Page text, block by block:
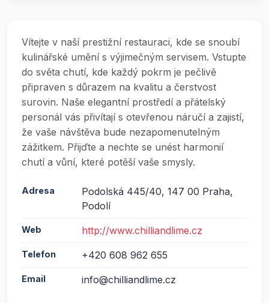
Vítejte v naší prestižní restauraci, kde se snoubí
kulinářské umění s výjimečným servisem. Vstupte
do světa chutí, kde každý pokrm je pečlivě
připraven s důrazem na kvalitu a čerstvost
surovin. Naše elegantní prostředí a přátelský
personál vás přivítají s otevřenou náručí a zajistí,
že vaše návštěva bude nezapomenutelným
zážitkem. Přijďte a nechte se unést harmonií
chutí a vůní, které potěší vaše smysly.
Adresa
Podolská 445/40, 147 00 Praha,
Podolí
Web http://www.chilliandlime.cz
Telefon +420 608 962 655
Email info@chilliandlime.cz